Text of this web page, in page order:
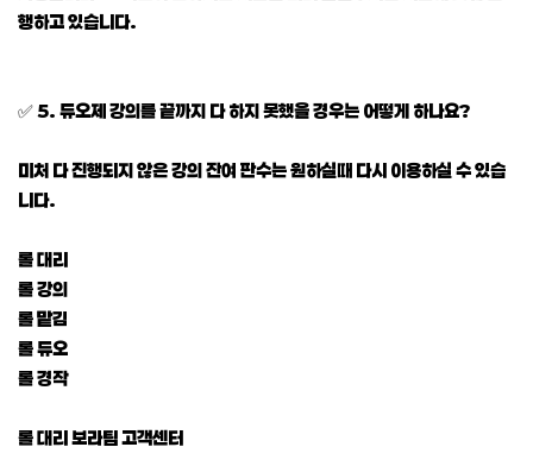
행하고 있습니다.
✅ 5. 듀오제 강의를 끝까지 다 하지 못했을 경우는 어떻게 하나요?
미처 다 진행되지 않은 강의 잔여 판수는 원하실때 다시 이용하실 수 있습
니다.
롤 대리
롤 강의
롤 맡김
롤 듀오
롤 경작
롤 대리 보라팀 고객센터